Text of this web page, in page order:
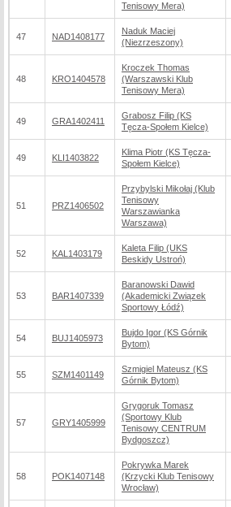
Tenisowy Mera)
47 NAD1408177
Naduk Maciej
(Niezrzeszony)
48 KRO1404578
Kroczek Thomas
(Warszawski Klub
Tenisowy Mera)
49 GRA1402411
Grabosz Filip (KS
Tęcza-Społem Kielce)
49 KLI1403822
Klima Piotr (KS Tęcza-
Społem Kielce)
51 PRZ1406502
Przybylski Mikołaj (Klub
Tenisowy
Warszawianka
Warszawa)
52 KAL1403179
Kaleta Filip (UKS
Beskidy Ustroń)
53 BAR1407339
Baranowski Dawid
(Akademicki Związek
Sportowy Łódź)
54 BUJ1405973
Bujdo Igor (KS Górnik
Bytom)
55 SZM1401149
Szmigiel Mateusz (KS
Górnik Bytom)
57 GRY1405999
Grygoruk Tomasz
(Sportowy Klub
Tenisowy CENTRUM
Bydgoszcz)
58 POK1407148
Pokrywka Marek
(Krzycki Klub Tenisowy
Wrocław)